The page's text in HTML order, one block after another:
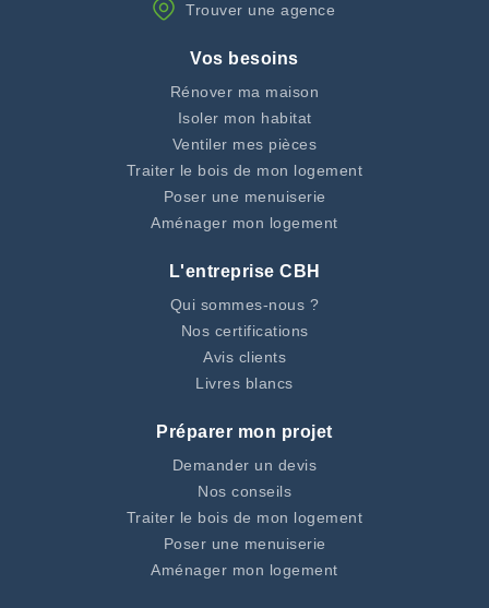
Trouver une agence
Vos besoins
Rénover ma maison
Isoler mon habitat
Ventiler mes pièces
Traiter le bois de mon logement
Poser une menuiserie
Aménager mon logement
L'entreprise CBH
Qui sommes-nous ?
Nos certifications
Avis clients
Livres blancs
Préparer mon projet
Demander un devis
Nos conseils
Traiter le bois de mon logement
Poser une menuiserie
Aménager mon logement